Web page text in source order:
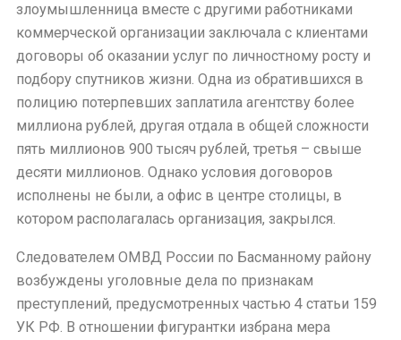
злоумышленница вместе с другими работниками
коммерческой организации заключала с клиентами
договоры об оказании услуг по личностному росту и
подбору спутников жизни. Одна из обратившихся в
полицию потерпевших заплатила агентству более
миллиона рублей, другая отдала в общей сложности
пять миллионов 900 тысяч рублей, третья – свыше
десяти миллионов. Однако условия договоров
исполнены не были, а офис в центре столицы, в
котором располагалась организация, закрылся.
Следователем ОМВД России по Басманному району
возбуждены уголовные дела по признакам
преступлений, предусмотренных частью 4 статьи 159
УК РФ. В отношении фигурантки избрана мера